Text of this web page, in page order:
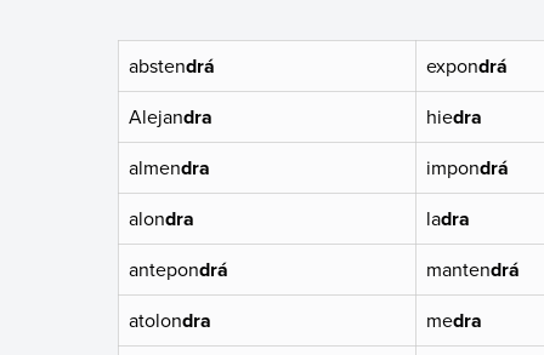
abstendrá expondrá
Alejandra hiedra
almendra impondrá
alondra ladra
antepondrá mantendrá
atolondra medra